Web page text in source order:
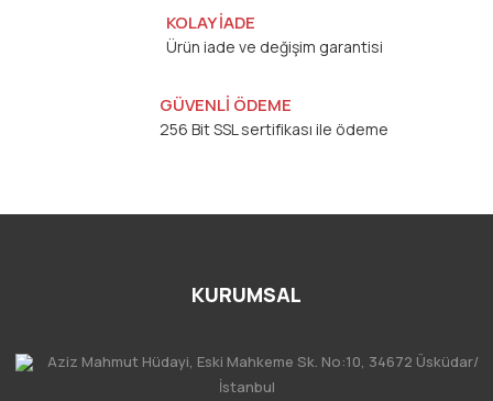
KOLAY İADE
Ürün iade ve değişim garantisi
GÜVENLİ ÖDEME
256 Bit SSL sertifikası ile ödeme
KURUMSAL
Aziz Mahmut Hüdayi, Eski Mahkeme Sk. No:10, 34672 Üsküdar/
İstanbul